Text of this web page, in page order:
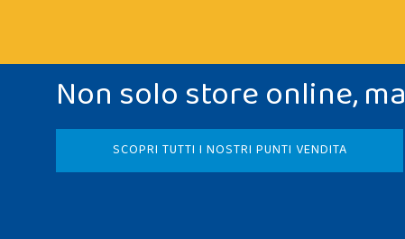
Non solo store online, ma
SCOPRI TUTTI I NOSTRI PUNTI VENDITA